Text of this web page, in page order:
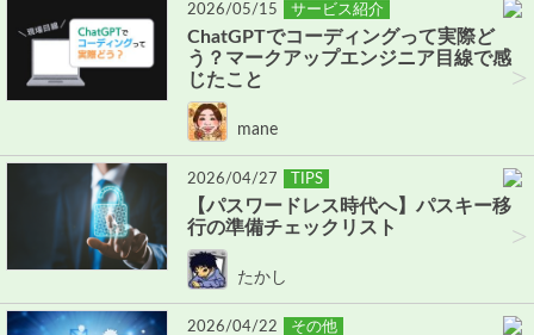
>
2026/05/15 サービス紹介
ChatGPTでコーディングって実際ど
う？マークアップエンジニア目線で感
じたこと
mane
>
2026/04/27 TIPS
【パスワードレス時代へ】パスキー移
行の準備チェックリスト
たかし
2026/04/22 その他